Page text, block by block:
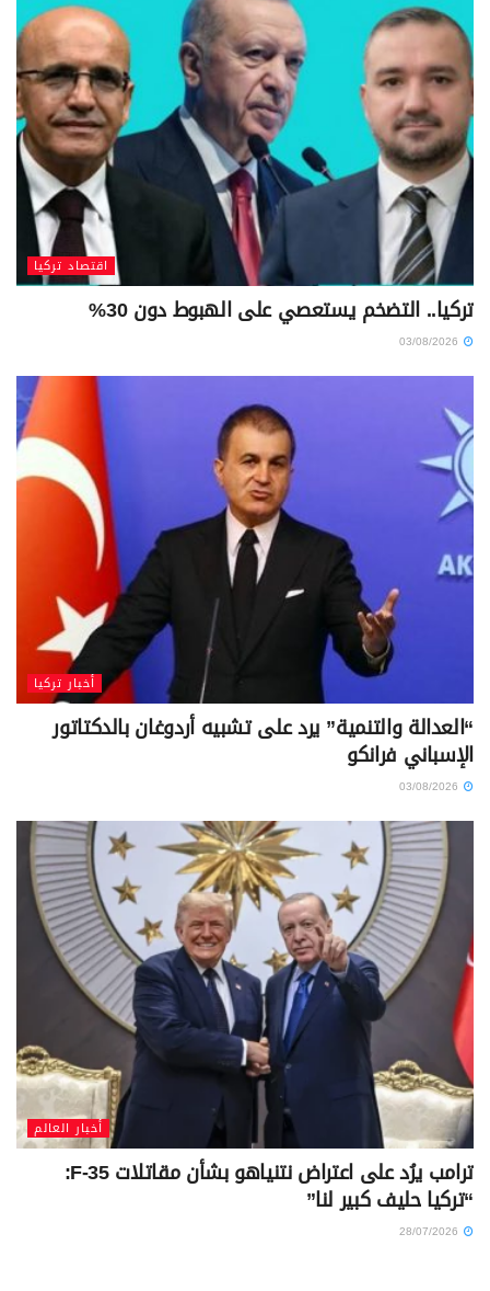
اقتصاد تركيا
تركيا.. التضخم يستعصي على الهبوط دون 30%
أخبار تركيا
“العدالة والتنمية” يرد على تشبيه أردوغان بالدكتاتور
الإسباني فرانكو
أخبار العالم
ترامب يرُد على اعتراض نتنياهو بشأن مقاتلات F-35:
“تركيا حليف كبير لنا”